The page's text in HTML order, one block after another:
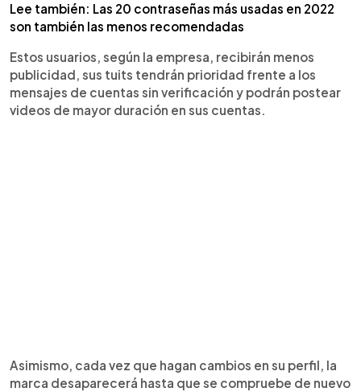
Lee también: Las 20 contraseñas más usadas en 2022
son también las menos recomendadas
Estos usuarios, según la empresa, recibirán menos
publicidad, sus tuits tendrán prioridad frente a los
mensajes de cuentas sin verificación y podrán postear
videos de mayor duración en sus cuentas.
Asimismo, cada vez que hagan cambios en su perfil, la
marca desaparecerá hasta que se compruebe de nuevo